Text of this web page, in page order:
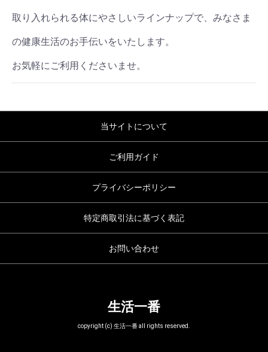
取り入れられる体にやさしいラインナップで、みなさま
の健康生活のお手伝いをいたします。
お気軽にご利用くださいませ。
当サイトについて
ご利用ガイド
プライバシーポリシー
特定商取引法に基づく表記
お問い合わせ
生活一番
copyright (c) 生活一番 all rights reserved.